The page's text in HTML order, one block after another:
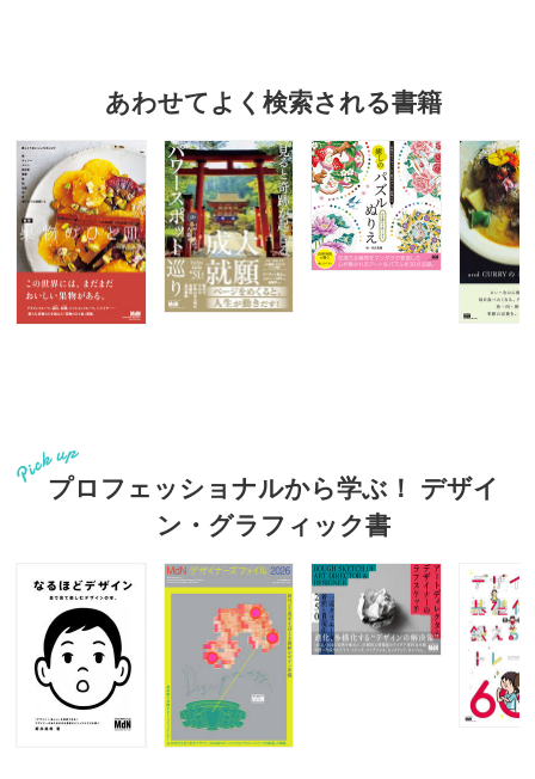
あわせてよく検索される書籍
プロフェッショナルから学ぶ！ デザイ
ン・グラフィック書